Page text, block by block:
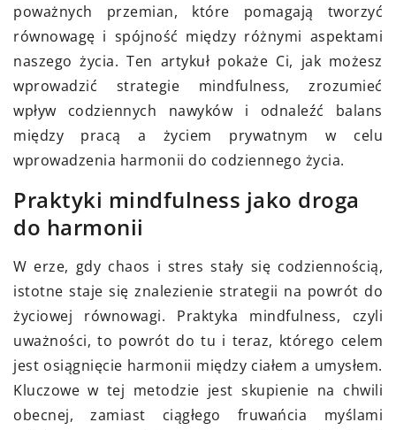
poważnych przemian, które pomagają tworzyć
równowagę i spójność między różnymi aspektami
naszego życia. Ten artykuł pokaże Ci, jak możesz
wprowadzić strategie mindfulness, zrozumieć
wpływ codziennych nawyków i odnaleźć balans
między pracą a życiem prywatnym w celu
wprowadzenia harmonii do codziennego życia.
Praktyki mindfulness jako droga
do harmonii
W erze, gdy chaos i stres stały się codziennością,
istotne staje się znalezienie strategii na powrót do
życiowej równowagi. Praktyka mindfulness, czyli
uważności, to powrót do tu i teraz, którego celem
jest osiągnięcie harmonii między ciałem a umysłem.
Kluczowe w tej metodzie jest skupienie na chwili
obecnej, zamiast ciągłego fruwańcia myślami